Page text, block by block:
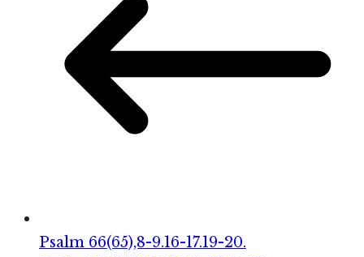
Psalm 66(65),8-9.16-17.19-20.